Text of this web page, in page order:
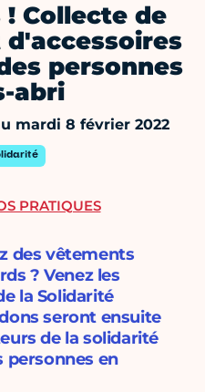
Collecte de
personnes
abri
mardi 8 février 2022
des vêtements
? Venez les
la Solidarité
seront ensuite
de la solidarité
personnes en
PRATIQUES